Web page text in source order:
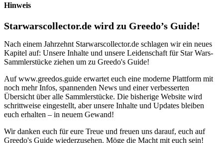
Hinweis
Starwarscollector.de wird zu Greedo’s Guide!
Nach einem Jahrzehnt Starwarscollector.de schlagen wir ein neues
Kapitel auf: Unsere Inhalte und unsere Leidenschaft für Star Wars-
Sammlerstücke ziehen um zu Greedo's Guide!
Auf www.greedos.guide erwartet euch eine moderne Plattform mit
noch mehr Infos, spannenden News und einer verbesserten
Übersicht über alle Sammlerstücke. Die bisherige Website wird
schrittweise eingestellt, aber unsere Inhalte und Updates bleiben
euch erhalten – in neuem Gewand!
Wir danken euch für eure Treue und freuen uns darauf, euch auf
Greedo's Guide wiederzusehen. Möge die Macht mit euch sein!